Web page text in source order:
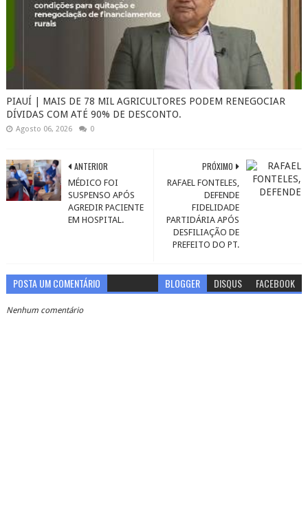
PIAUÍ | MAIS DE 78 MIL AGRICULTORES PODEM RENEGOCIAR
DÍVIDAS COM ATÉ 90% DE DESCONTO.
Agosto 06, 2026 0
PRÓXIMO
RAFAEL FONTELES,
DEFENDE
FIDELIDADE
PARTIDÁRIA APÓS
DESFILIAÇÃO DE
PREFEITO DO PT.
ANTERIOR
MÉDICO FOI
SUSPENSO APÓS
AGREDIR PACIENTE
EM HOSPITAL.
POSTA UM COMENTÁRIO BLOGGER DISQUS FACEBOOK
Nenhum comentário